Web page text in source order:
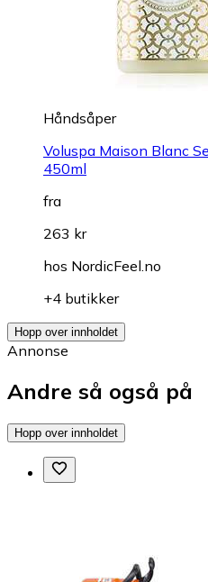
Håndsåper
Voluspa Maison Blanc
450ml
fra
263 kr
hos NordicFeel.no
+4 butikker
Hopp over innholdet
Annonse
Andre så også på
Hopp over innholdet